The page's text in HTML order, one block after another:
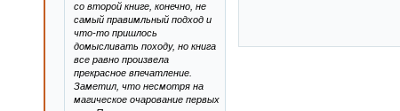
со второй книге, конечно, не
самый правимльный подход и
что-то пришлось
домысливать походу, но книга
все равно произвела
прекрасное впечатление.
Заметил, что несмотря на
магическое очарование первых